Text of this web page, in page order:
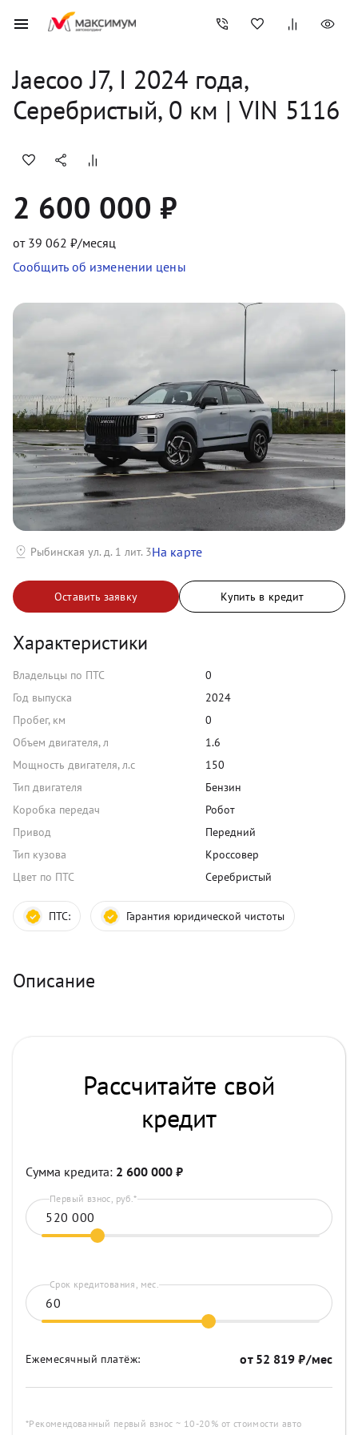
Jaecoo J7, I 2024
года,
Серебристый, 0 км | VIN 5116
2 600 000 ₽
от 39 062 ₽/месяц
Сообщить об изменении цены
Оставить заявку Купить в кредит
Характеристики
Владельцы по ПТС
0
Год выпуска
2024
Пробег, км
0
Объем двигателя, л
1.6
Мощность двигателя, л.с
150
Тип двигателя
Бензин
Коробка передач
Робот
Привод
Передний
Тип кузова
Кроссовер
Цвет по ПТС
Серебристый
ПТС: Гарантия юридической чистоты
Описание
Рыбинская ул. д. 1 лит. 3На карте
Рассчитайте свой
кредит
Сумма кредита: 2 600 000 ₽
Первый взнос, руб.*
Срок кредитования, мес.
Ежемесячный платёж: от 52 819 ₽/мес
*Рекомендованный первый взнос ~ 10-20% от стоимости авто